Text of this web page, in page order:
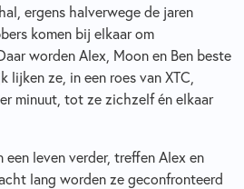
ergens halverwege de jaren
komen bij elkaar om
worden Alex, Moon en Ben beste
ze, in een roes van XTC,
minuut, tot ze zichzelf én elkaar
leven verder, treffen Alex en
lang worden ze geconfronteerd